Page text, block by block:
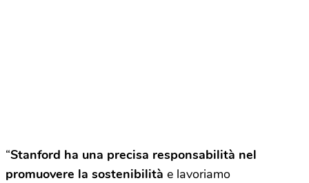
“Stanford ha una precisa responsabilità nel
promuovere la sostenibilità e lavoriamo